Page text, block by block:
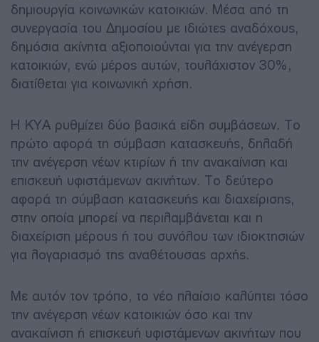
δημιουργία κοινωνικών κατοικιών. Μέσα από τη
συνεργασία του Δημοσίου με ιδιώτες αναδόχους,
δημόσια ακίνητα αξιοποιούνται για την ανέγερση
κατοικιών, ενώ μέρος αυτών, τουλάχιστον 30%,
διατίθεται για κοινωνική χρήση.
Η ΚΥΑ ρυθμίζει δύο βασικά είδη συμβάσεων. Το
πρώτο αφορά τη σύμβαση κατασκευής, δηλαδή
την ανέγερση νέων κτιρίων ή την ανακαίνιση και
επισκευή υφιστάμενων ακινήτων. Το δεύτερο
αφορά τη σύμβαση κατασκευής και διαχείρισης,
στην οποία μπορεί να περιλαμβάνεται και η
διαχείριση μέρους ή του συνόλου των ιδιοκτησιών
για λογαριασμό της αναθέτουσας αρχής.
Με αυτόν τον τρόπο, το νέο πλαίσιο καλύπτει τόσο
την ανέγερση νέων κατοικιών όσο και την
ανακαίνιση ή επισκευή υφιστάμενων ακινήτων που